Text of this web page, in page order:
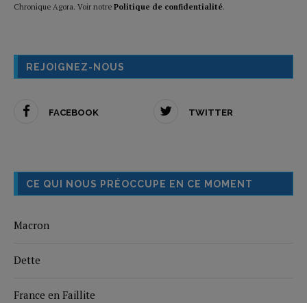
Chronique Agora. Voir notre Politique de confidentialité.
REJOIGNEZ-NOUS
FACEBOOK TWITTER
CE QUI NOUS PRÉOCCUPE EN CE MOMENT
Macron
Dette
France en Faillite